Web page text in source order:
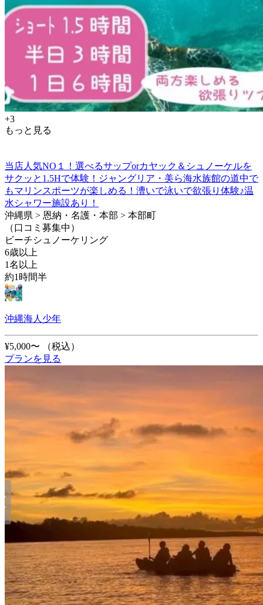
+3
もっと見る
当店人気NO１！選べるサップorカヤック＆シュノーケルを
サクッと1.5Hで体験！ジャングリア・美ら海水族館の道中で
もマリンスポーツが楽しめる！漕いで泳いで欲張り体験♪温
水シャワー施設あり！
沖縄県 > 恩納・名護・本部 > 本部町
（口コミ募集中）
ビーチシュノーケリング
6歳以上
1名以上
約1時間半
沖縄海人少年
¥5,000〜
（税込）
プランを見る